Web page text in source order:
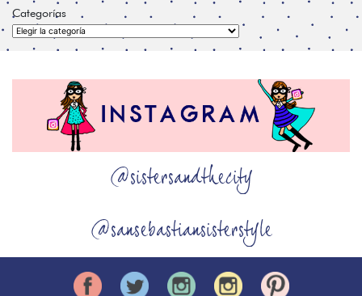
Categorías
Categorías
@sistersandthecity
@sansebastiansisterstyle